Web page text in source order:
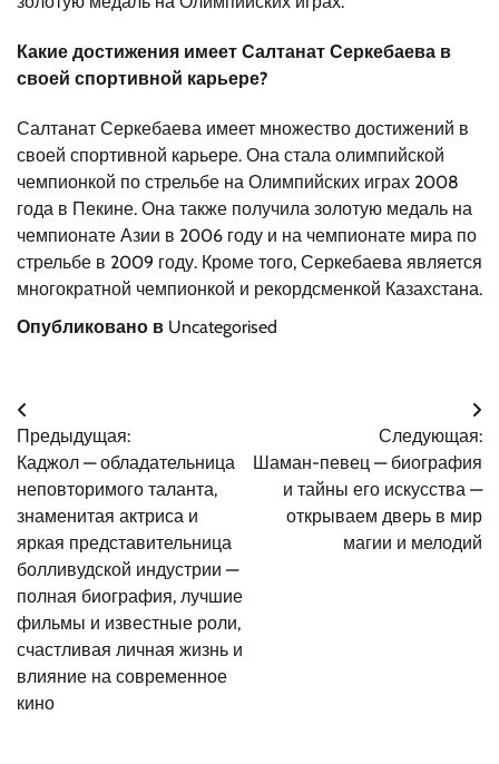
Какие достижения имеет Салтанат Серкебаева в
своей спортивной карьере?
Салтанат Серкебаева имеет множество достижений в
своей спортивной карьере. Она стала олимпийской
чемпионкой по стрельбе на Олимпийских играх 2008
года в Пекине. Она также получила золотую медаль на
чемпионате Азии в 2006 году и на чемпионате мира по
стрельбе в 2009 году. Кроме того, Серкебаева является
многократной чемпионкой и рекордсменкой Казахстана.
Опубликовано в Uncategorised
Навигация
по
записям
Предыдущая:
Каджол — обладательница
неповторимого таланта,
знаменитая актриса и
яркая представительница
болливудской индустрии —
полная биография, лучшие
фильмы и известные роли,
счастливая личная жизнь и
влияние на современное
кино
Следующая:
Шаман-певец — биография
и тайны его искусства —
открываем дверь в мир
магии и мелодий